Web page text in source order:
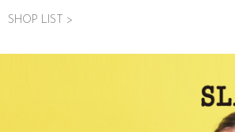
SHOP LIST >